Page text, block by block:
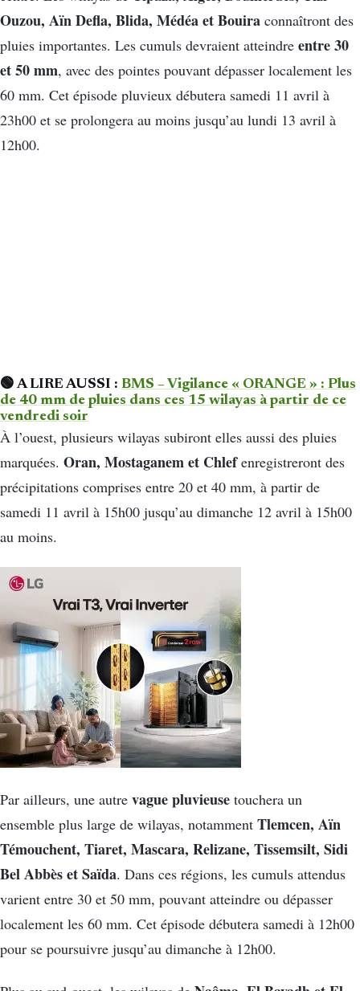
Ouzou, Aïn Defla, Blida, Médéa et Bouira connaîtront des
pluies importantes. Les cumuls devraient atteindre entre 30
et 50 mm, avec des pointes pouvant dépasser localement les
60 mm. Cet épisode pluvieux débutera samedi 11 avril à
23h00 et se prolongera au moins jusqu’au lundi 13 avril à
12h00.
🟢 A LIRE AUSSI : BMS – Vigilance « ORANGE » : Plus
de 40 mm de pluies dans ces 15 wilayas à partir de ce
vendredi soir
À l’ouest, plusieurs wilayas subiront elles aussi des pluies
marquées. Oran, Mostaganem et Chlefenregistreront des
précipitations comprises entre 20 et 40 mm, à partir de
samedi 11 avril à 15h00 jusqu’au dimanche 12 avril à 15h00
au moins.
Par ailleurs, une autre vague pluvieuse touchera un
ensemble plus large de wilayas, notamment Tlemcen, Aïn
Témouchent, Tiaret, Mascara, Relizane, Tissemsilt, Sidi
Bel Abbès et Saïda. Dans ces régions, les cumuls attendus
varient entre 30 et 50 mm, pouvant atteindre ou dépasser
localement les 60 mm. Cet épisode débutera samedi à 12h00
pour se poursuivre jusqu’au dimanche à 12h00.